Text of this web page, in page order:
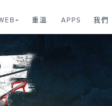
重溫 APPS 我們